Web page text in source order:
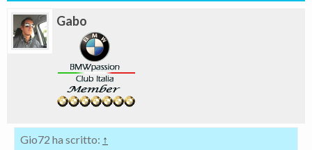
Gabo
Gio72 ha scritto: ↑